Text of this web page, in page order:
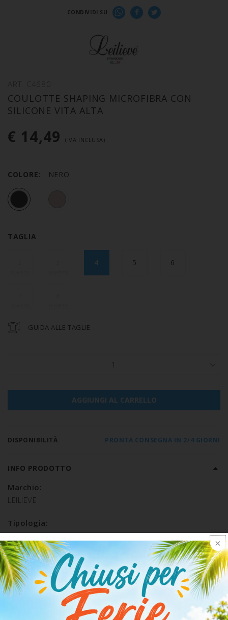
CONDIVIDI SU
COULOTTE SHAPING MICROFIBRA CON
SILICONE VITA ALTA
€ 14,49 (IVA INCLUSA)
COLORE: NERO
TAGLIA
4 5 6
GUIDA ALLE TAGLIE
1
AGGIUNGI AL CARRELLO
DISPONIBILITÀ PRONTA CONSEGNA IN 2/4 GIORNI
INFO PRODOTTO
Marchio:
LEILIEVE
Tipologia:
CULOTTE SEAMLESS SENZA GAMBA
Composizione:
POLIAMMIDE 59% ELASTAN 41%
SPEDIZIONE E RESO